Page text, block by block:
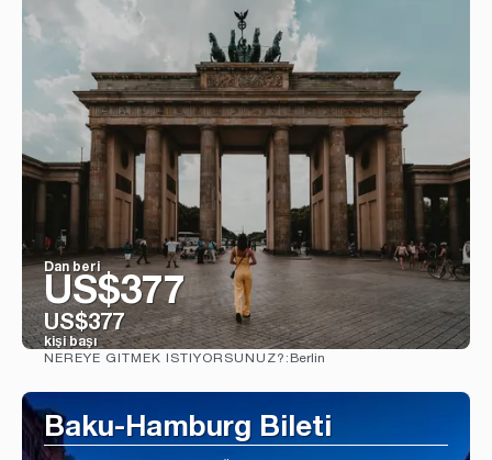
Dan beri
US$377
US$377
kişi başı
NEREYE GITMEK ISTIYORSUNUZ?: Berlin
Baku-Hamburg Bileti